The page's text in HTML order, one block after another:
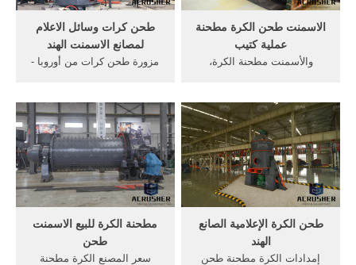
طحن كرات وسائل الاعلام
لمصانع الاسمنت الهند
مزورة طحن كرات من أوروبا -
الاعلام طحن كرات ...
الاسمنت طحن الكرة مطحنة
عملية كتيب
والأسمنت مطحنة الكرة،
اسمنت طحن ...
مطحنة الكرة للبيع الاسمنت
طحن
سعر المصنع الكرة مطحنة
طحن الكرة الإعلامية الصانع
الهند
إمدادات الكرة مطحنة طحن